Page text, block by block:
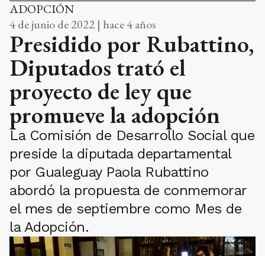
ADOPCIÓN
4 de junio de 2022 | hace 4 años
Presidido por Rubattino,
Diputados trató el
proyecto de ley que
promueve la adopción
La Comisión de Desarrollo Social que
preside la diputada departamental
por Gualeguay Paola Rubattino
abordó la propuesta de conmemorar
el mes de septiembre como Mes de
la Adopción.